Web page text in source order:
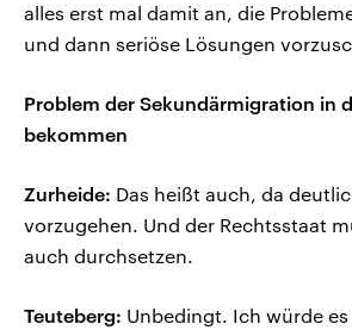
alles erst mal damit an, die
und dann seriöse Lösungen
Problem der Sekundärmigration in
bekommen
Zurheide: Das heißt auch, da
vorzugehen. Und der Rechtsstaat
auch durchsetzen.
Teuteberg: Unbedingt. Ich würde